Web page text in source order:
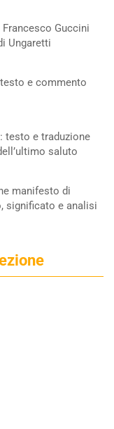
Francesco Guccini
Ungaretti
e commento
testo e traduzione
saluto
manifesto di
significato e analisi